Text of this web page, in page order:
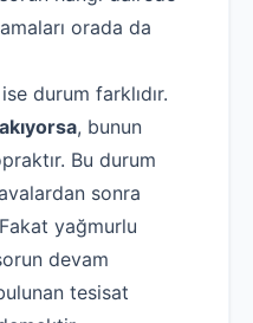
Açma
Tespiti
orada da
durum farklıdır.
, bunun
Bu durum
sonra
yağmurlu
devam
tesisat